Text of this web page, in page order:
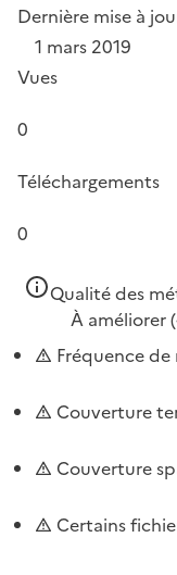
Dernière mise à
1 mars 2019
Vues
0
Téléchargements
0
Qualité des
À améliorer
Fréquence de
Couverture
Couverture
Certains